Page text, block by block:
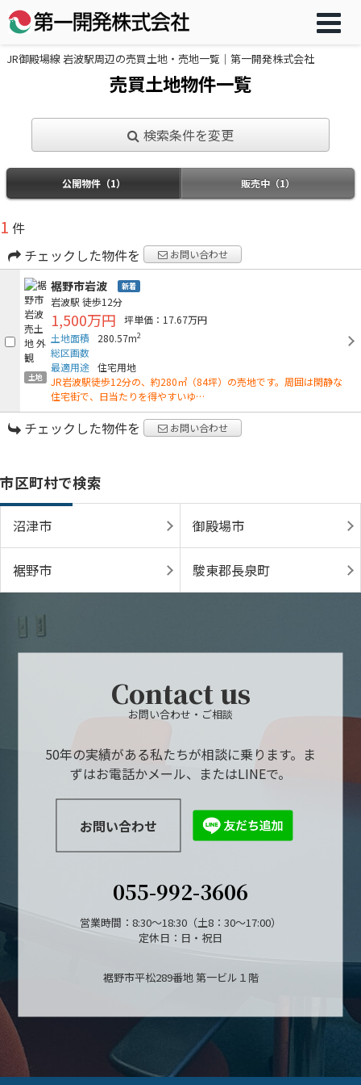
JR御殿場線 岩波駅周辺の売買土地・売地一覧｜第一開発株式会社
売買土地物件一覧
検索条件を変更
公開物件（1） 販売中（1）
1 件
チェックした物件を
お問い合わせ
土地
裾野市岩波 新着
岩波駅 徒歩12分
1,500万円
坪単価：17.67万円
土地面積
280.57m2
総区画数
最適用途 住宅用地
JR岩波駅徒歩12分の、約280㎡（84坪）の売地です。周囲は閑静な
住宅街で、日当たりを得やすいゆ…
チェックした物件を お問い合わせ
市区町村で検索
沼津市 御殿場市
裾野市 駿東郡長泉町
Contact us
お問い合わせ・ご相談
50年の実績がある私たちが相談に乗ります。ま
ずはお電話かメール、またはLINEで。
お問い合わせ
055-992-3606
営業時間：8:30～18:30（土8：30～17:00）
定休日：日・祝日
裾野市平松289番地 第一ビル１階